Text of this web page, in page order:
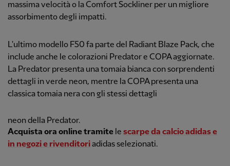
massima velocità o la Comfort Sockliner per un migliore
assorbimento degli impatti.
L'ultimo modello F50 fa parte del Radiant Blaze Pack, che
include anche le colorazioni Predator e COPA aggiornate.
La Predator presenta una tomaia bianca con sorprendenti
dettagli in verde neon, mentre la COPA presenta una
classica tomaia nera con gli stessi dettagli
neon della Predator.
Acquista ora online tramite le scarpe da calcio adidase
in negozi e rivenditoriadidas selezionati.